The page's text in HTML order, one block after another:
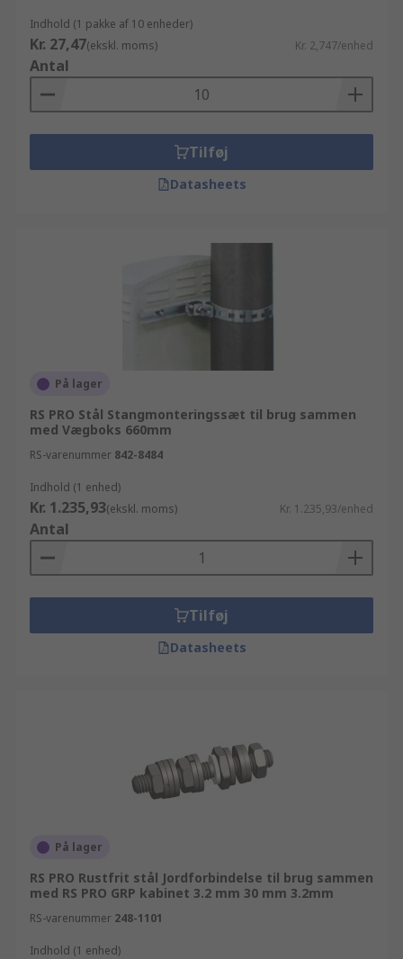
Indhold (1 pakke af 10 enheder)
Kr. 27,47(ekskl. moms) Kr. 2,747/enhed
Antal
Tilføj
Datasheets
På lager
RS PRO Stål Stangmonteringssæt til brug sammen
med Vægboks 660mm
RS-varenummer 842-8484
Indhold (1 enhed)
Kr. 1.235,93(ekskl. moms) Kr. 1.235,93/enhed
Antal
Tilføj
Datasheets
På lager
RS PRO Rustfrit stål Jordforbindelse til brug sammen
med RS PRO GRP kabinet 3.2 mm 30 mm 3.2mm
RS-varenummer 248-1101
Indhold (1 enhed)